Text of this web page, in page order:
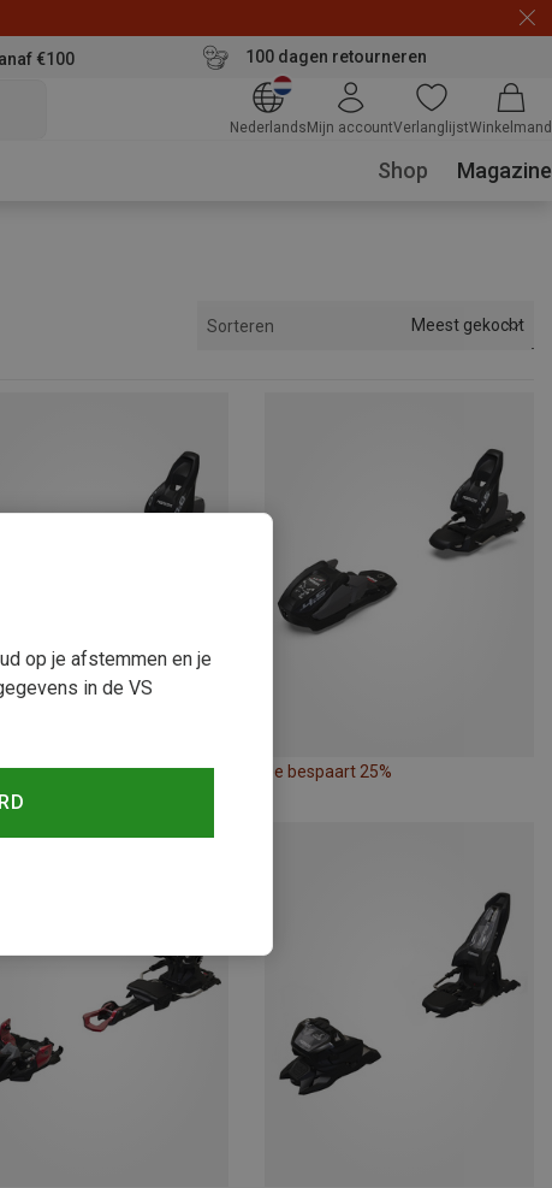
€100 100 dagen retourneren
Nederlands Mijn accountVerlanglijstWinkelmand
Shop Magazine
Sorteren Meest gekocht
20% Je bespaart 25%
op je afstemmen en je
in de VS